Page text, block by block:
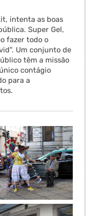
intenta as boas
Super Gel,
fazer todo o
Um conjunto de
têm a missão
contágio
para a